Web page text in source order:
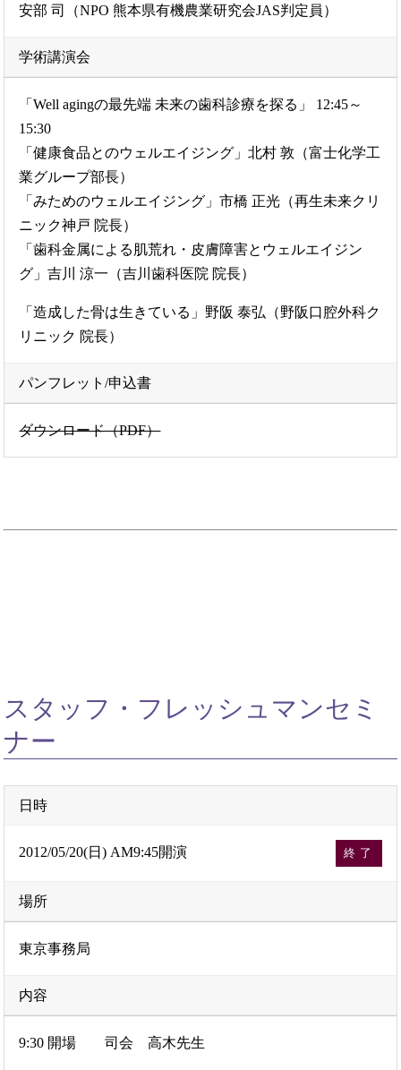
安部 司（NPO 熊本県有機農業研究会JAS判定員）
学術講演会
「Well agingの最先端 未来の歯科診療を探る」 12:45～
15:30
「健康食品とのウェルエイジング」北村 敦（富士化学工
業グループ部長）
「みためのウェルエイジング」市橋 正光（再生未来クリ
ニック神戸 院長）
「歯科金属による肌荒れ・皮膚障害とウェルエイジン
グ」吉川 涼一（吉川歯科医院 院長）
「造成した骨は生きている」野阪 泰弘（野阪口腔外科ク
リニック 院長）
パンフレット/申込書
ダウンロード（PDF）
スタッフ・フレッシュマンセミ
ナー
日時
2012/05/20(日) AM9:45開演 終了
場所
東京事務局
内容
9:30 開場 司会 高木先生